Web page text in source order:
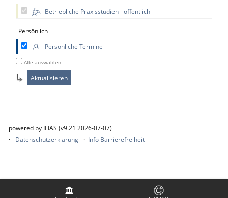
Betriebliche Praxisstudien - öffentlich
Persönlich
Persönliche Termine
Alle auswählen
powered by ILIAS (v9.21 2026-07-07)
Datenschutzerklärung
Info Barrierefreiheit